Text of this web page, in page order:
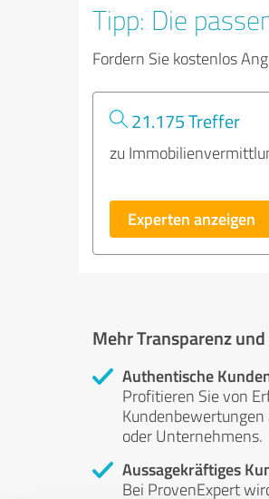
Tipp: Die
Fordern Sie kostenlos
21.175 Treffer
zu
Experten anzeigen
Mehr Transparenz
Authentische
Profitieren Sie von
oder Unternehmens.
Aussagekräftiges
Bei ProvenExpert